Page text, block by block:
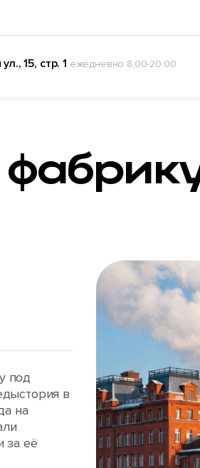
15, стр. 1 ежедневно 8:00-20:00
под
в
на
за её